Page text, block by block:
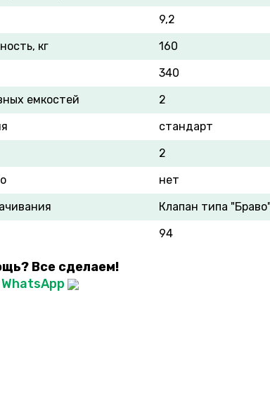
9,2
кг
160
340
емкостей
2
стандарт
2
нет
Клапан типа "Браво"
94
Все сделаем!